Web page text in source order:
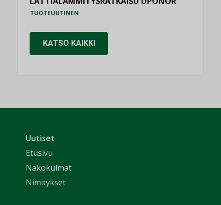
TUOTEUUTINEN
KATSO KAIKKI
Uutiset
Etusivu
Näkökulmat
Nimitykset